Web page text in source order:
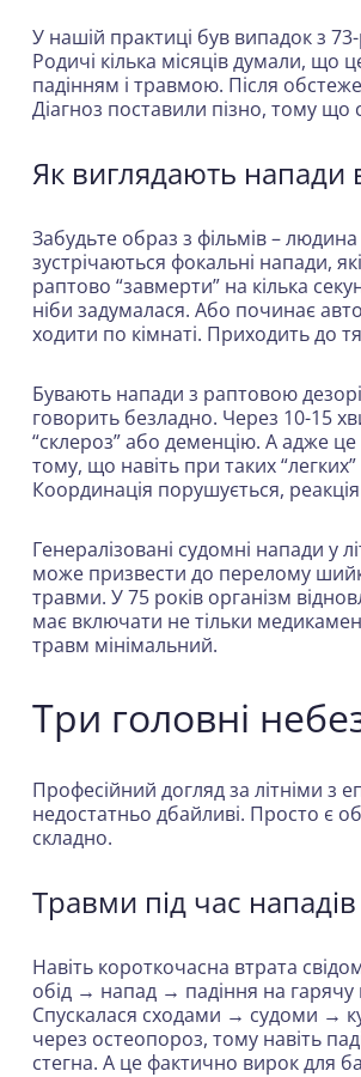
У нашій практиці був випадок з
Родичі кілька місяців думали, що
падінням і травмою. Після
Діагноз поставили пізно, тому що
Як виглядають напади
Забудьте образ з фільмів –
зустрічаються фокальні напади,
раптово “завмерти” на кілька
ніби задумалася. Або починає
ходити по кімнаті. Приходить до
Бувають напади з раптовою
говорить безладно. Через 10-15
“склероз” або деменцію. А адже
тому, що навіть при таких
Координація порушується, реакція
Генералізовані судомні напади у
може призвести до перелому
травми. У 75 років організм
має включати не тільки
травм мінімальний.
Три головні
Професійний догляд за літніми з
недостатньо дбайливі. Просто є
складно.
Травми під час нападів
Навіть короткочасна втрата
обід → напад → падіння на
Спускалася сходами → судоми →
через остеопороз, тому навіть
стегна. А це фактично вирок для